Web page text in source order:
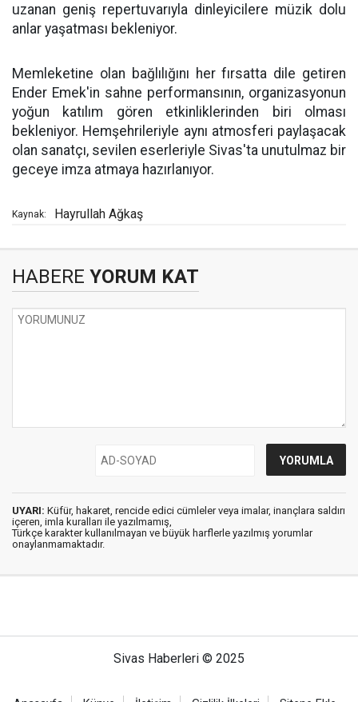
uzanan geniş repertuvarıyla dinleyicilere müzik dolu
anlar yaşatması bekleniyor.
Memleketine olan bağlılığını her fırsatta dile getiren
Ender Emek'in sahne performansının, organizasyonun
yoğun katılım gören etkinliklerinden biri olması
bekleniyor. Hemşehrileriyle aynı atmosferi paylaşacak
olan sanatçı, sevilen eserleriyle Sivas'ta unutulmaz bir
geceye imza atmaya hazırlanıyor.
Kaynak: Hayrullah Ağkaş
HABERE YORUM KAT
UYARI: Küfür, hakaret, rencide edici cümleler veya imalar, inançlara saldırı
içeren, imla kuralları ile yazılmamış,
Türkçe karakter kullanılmayan ve büyük harflerle yazılmış yorumlar
onaylanmamaktadır.
Sivas Haberleri © 2025